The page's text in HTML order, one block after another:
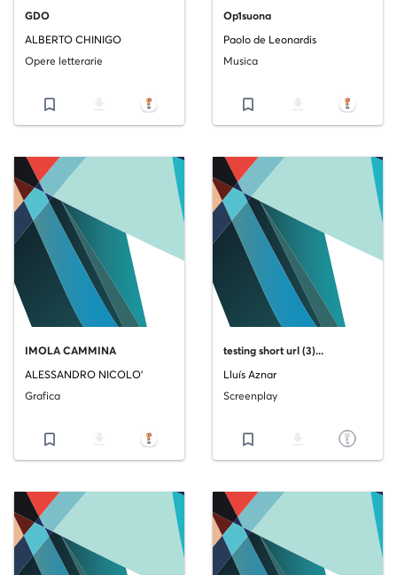
GDO
ALBERTO CHINIGO
Opere letterarie
bookmark_border
Op1suona
Paolo de Leonardis
Musica
bookmark_border
IMOLA CAMMINA
ALESSANDRO NICOLO'
Grafica
bookmark_border
testing short url (3)...
Lluís Aznar
Screenplay
bookmark_border